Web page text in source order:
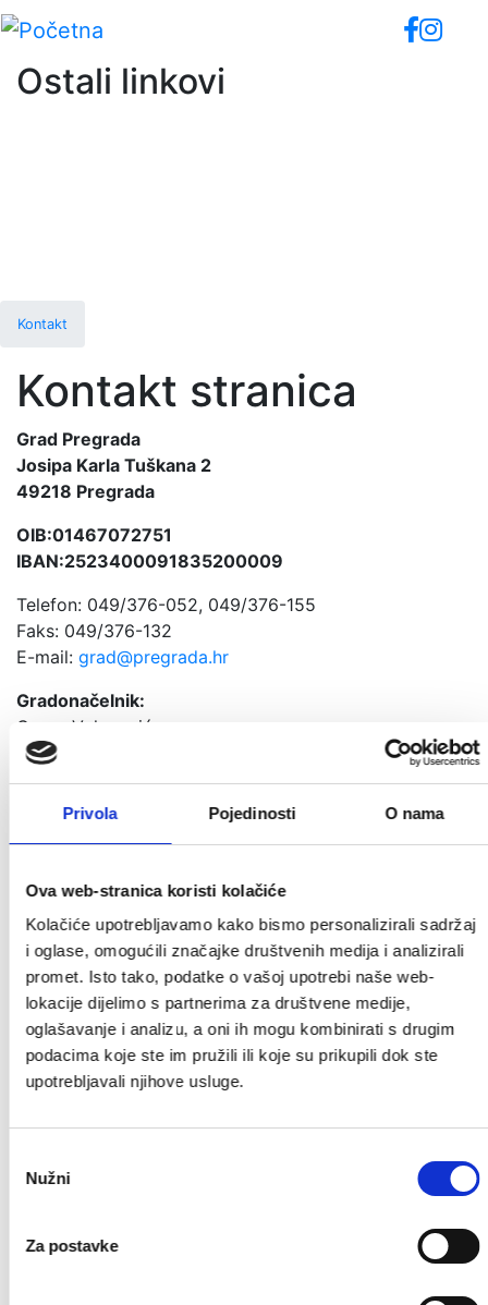
Privola Pojedinosti O nama
Ova web-stranica koristi kolačiće
Kolačiće upotrebljavamo kako bismo personalizirali sadržaj
i oglase, omogućili značajke društvenih medija i analizirali
promet. Isto tako, podatke o vašoj upotrebi naše web-
lokacije dijelimo s partnerima za društvene medije,
oglašavanje i analizu, a oni ih mogu kombinirati s drugim
podacima koje ste im pružili ili koje su prikupili dok ste
upotrebljavali njihove usluge.
pristanka
Nužni
Za postavke
Skip
main
content
Kontakt
Kontakt stranica
Grad Pregrada
Josipa Karla Tuškana 2
49218 Pregrada
OIB:01467072751
IBAN:2523400091835200009
Telefon: 049/376-052, 049/376-155
Faks: 049/376-132
E-mail: grad@pregrada.hr
Gradonačelnik:
Goran Vukmanić, mag.oec.
goran.vukmanic@pregrada.hr
Službenica za informiranje:
jelena.jazbec@pregrada.hr
Vaš e-mail
Broj telefona
Adresa
Ostali linkovi